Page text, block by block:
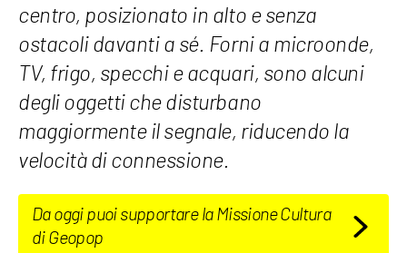
centro, posizionato in alto e senza
ostacoli davanti a sé. Forni a microonde,
TV, frigo, specchi e acquari, sono alcuni
degli oggetti che disturbano
maggiormente il segnale, riducendo la
velocità di connessione.
Da oggi puoi supportare la Missione Cultura
di Geopop